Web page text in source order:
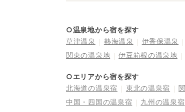
○温泉地から宿を探す
草津温泉
熱海温泉 伊香保温泉
関東の温泉地
伊豆箱根の温泉地
○エリアから宿を探す
北海道の温泉宿
東北の温泉宿
中国・四国の温泉宿
九州の温泉宿